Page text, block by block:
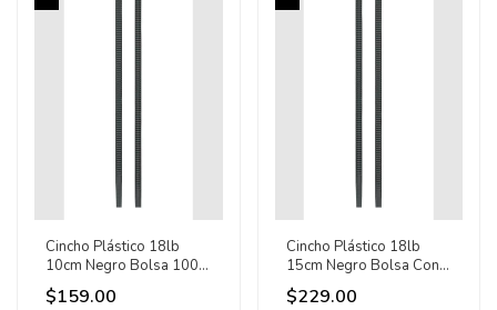
Cincho Plástico 18lb
10cm Negro Bolsa 1000
Pz Volteck 47465
$159.00
Cincho Plástico 18lb
15cm Negro Bolsa Con
1000 Pz 47466
$229.00